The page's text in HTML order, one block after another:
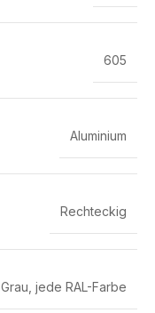
605
Aluminium
Rechteckig
Grau jede RAL-Farbe